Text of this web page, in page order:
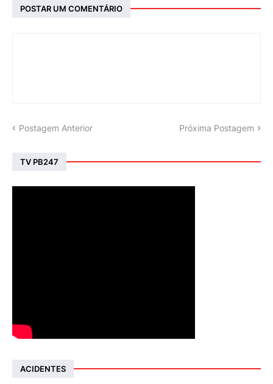
POSTAR UM COMENTÁRIO
Postagem Anterior Próxima Postagem
TV PB247
ACIDENTES